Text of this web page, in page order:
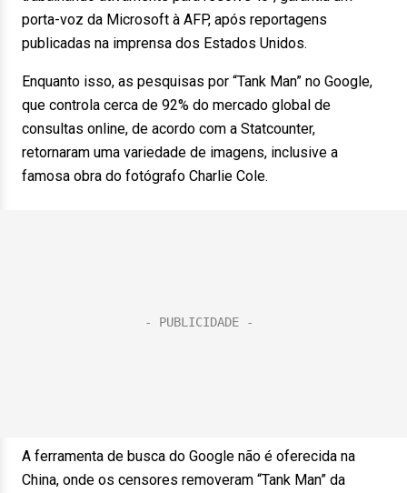
porta-voz da Microsoft à AFP, após reportagens
publicadas na imprensa dos Estados Unidos.
Enquanto isso, as pesquisas por “Tank Man” no Google,
que controla cerca de 92% do mercado global de
consultas online, de acordo com a Statcounter,
retornaram uma variedade de imagens, inclusive a
famosa obra do fotógrafo Charlie Cole.
A ferramenta de busca do Google não é oferecida na
China, onde os censores removeram “Tank Man” da